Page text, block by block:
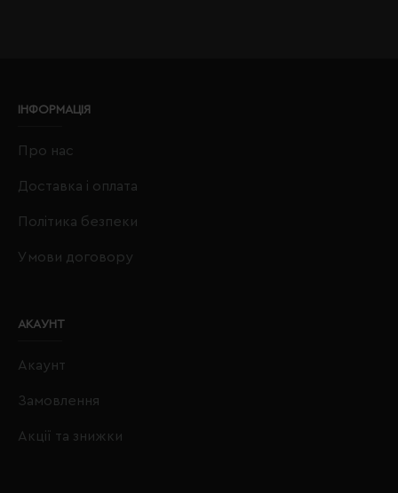
ІНФОРМАЦІЯ
Про нас
Доставка і оплата
Політика безпеки
Умови договору
АКАУНТ
Акаунт
Замовлення
Акції та знижки